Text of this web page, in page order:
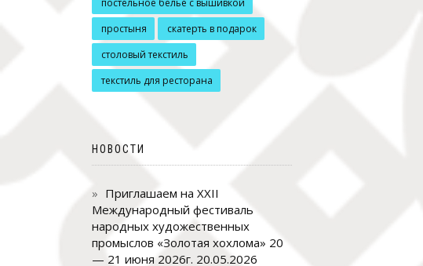
постельное белье с вышивкой
простыня
скатерть в подарок
столовый текстиль
текстиль для ресторана
НОВОСТИ
Приглашаем на XXII
Международный фестиваль
народных художественных
промыслов «Золотая хохлома» 20
— 21 июня 2026г. 20.05.2026